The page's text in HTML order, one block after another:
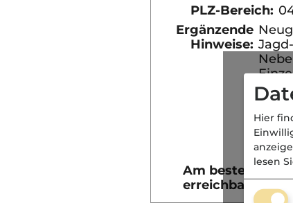
PLZ-Bereich:
Ergänzende
Hinweise:
Am besten
erreichbar:
Hier
lesen